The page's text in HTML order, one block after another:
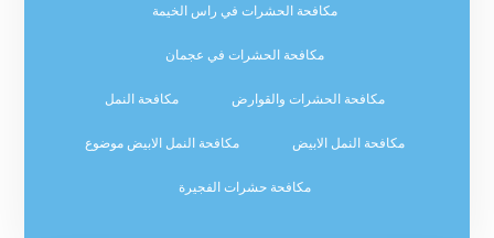
مكافحة الحشرات في راس الخيمة
مكافحة الحشرات في عجمان
مكافحة الحشرات والقوارض مكافحة النمل
مكافحة النمل الابيض مكافحة النمل الابيض موضوع
مكافحة حشرات الفجيرة